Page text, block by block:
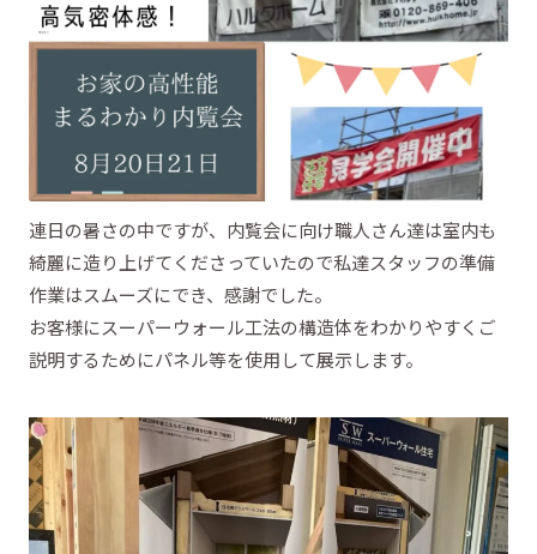
連日の暑さの中ですが、内覧会に向け職人さん達は室内も
綺麗に造り上げてくださっていたので私達スタッフの準備
作業はスムーズにでき、感謝でした。
お客様にスーパーウォール工法の構造体をわかりやすくご
説明するためにパネル等を使用して展示します。